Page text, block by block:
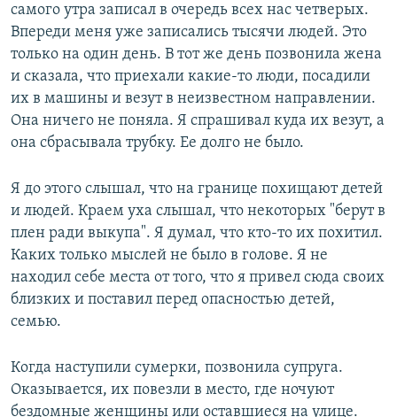
самого утра записал в очередь всех нас четверых.
Впереди меня уже записались тысячи людей. Это
только на один день. В тот же день позвонила жена
и сказала, что приехали какие-то люди, посадили
их в машины и везут в неизвестном направлении.
Она ничего не поняла. Я спрашивал куда их везут, а
она сбрасывала трубку. Ее долго не было.
Я до этого слышал, что на границе похищают детей
и людей. Краем уха слышал, что некоторых "берут в
плен ради выкупа". Я думал, что кто-то их похитил.
Каких только мыслей не было в голове. Я не
находил себе места от того, что я привел сюда своих
близких и поставил перед опасностью детей,
семью.
Когда наступили сумерки, позвонила супруга.
Оказывается, их повезли в место, где ночуют
бездомные женщины или оставшиеся на улице.